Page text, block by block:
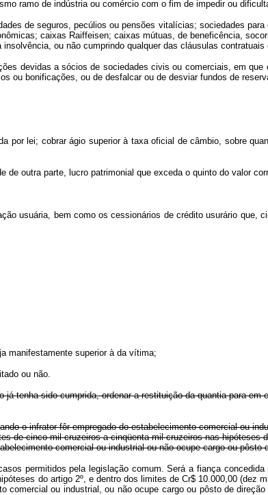
ramo de indústria ou comércio com o fim de impedir ou
de seguros, pecúlios ou pensões vitalícias; sociedades para
caixas Raiffeisen; caixas mútuas, de beneficência,
ou não cumprindo qualquer das cláusulas
devidas a sócios de sociedades civis ou comerciais, em que
ou bonificações, ou de desfalcar ou de desviar fundos de
lei; cobrar ágio superior à taxa oficial de câmbio, sobre
outra parte, lucro patrimonial que exceda o quinto do valor
usuária, bem como os cessionários de crédito usurário que,
manifestamente superior à da vítima;
ou não.
tenha sido cumprida, ordenar a restituição da quantia para
o infrator fôr empregado do estabelecimento comercial ou
de cinco mil cruzeiros a cinqüenta mil cruzeiros nas hipóteses
comercial ou industrial ou não ocupe cargo ou pôsto
permitidos pela legislação comum. Será a fiança
do artigo 2º, e dentro dos limites de Cr$ 10.000,00 (dez
ou industrial, ou não ocupe cargo ou pôsto de